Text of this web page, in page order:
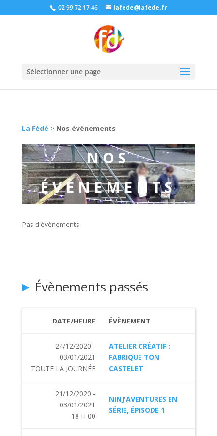
02 99 72 17 46 lafede@lafede.fr
Sélectionner une page
La Fédé > Nos évènements
NOS
ÉVÈNEMENTS
Pas d'évènements
Évènements passés
DATE/HEURE ÉVÈNEMENT
24/12/2020 -
03/01/2021
TOUTE LA JOURNÉE
ATELIER CRÉATIF :
FABRIQUE TON
CASTELET
21/12/2020 -
03/01/2021
18 H 00
NINJ'AVENTURES EN
SÉRIE, ÉPISODE 1